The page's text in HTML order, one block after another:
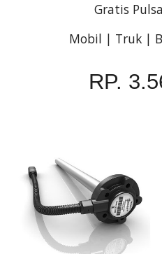
Gratis Pulsa
Mobil | Truk |
RP.